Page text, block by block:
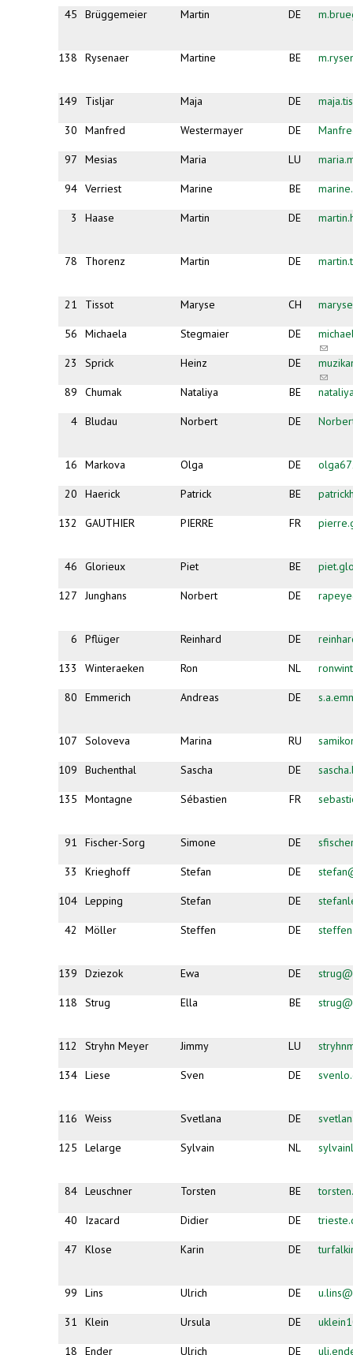
45 Brüggemeier Martin DE
138 Rysenaer Martine BE
149 Tisljar Maja DE
30 Manfred Westermayer DE
97 Mesias Maria LU
94 Verriest Marine BE
3 Haase Martin DE
78 Thorenz Martin DE
21 Tissot Maryse CH
56 Michaela Stegmaier DE
(link
sends
e-
mail)
23 Sprick Heinz DE
(link
sends
mail)
89 Chumak Nataliya BE
4 Bludau Norbert DE
16 Markova Olga DE
20 Haerick Patrick BE
132 GAUTHIER PIERRE FR
46 Glorieux Piet BE
127 Junghans Norbert DE
6 Pflüger Reinhard DE
133 Winteraeken Ron NL
80 Emmerich Andreas DE
107 Soloveva Marina RU
109 Buchenthal Sascha DE
135 Montagne Sébastien FR
91 Fischer-Sorg Simone DE
33 Krieghoff Stefan DE
104 Lepping Stefan DE
42 Möller Steffen DE
139 Dziezok Ewa DE
118 Strug Ella BE
112 Stryhn Meyer Jimmy LU
134 Liese Sven DE
116 Weiss Svetlana DE
125 Lelarge Sylvain NL
84 Leuschner Torsten BE
40 Izacard Didier DE
47 Klose Karin DE
99 Lins Ulrich DE
31 Klein Ursula DE
18 Ender Ulrich DE